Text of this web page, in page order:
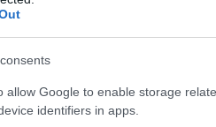
allow Google to enable storage
identifiers in apps.